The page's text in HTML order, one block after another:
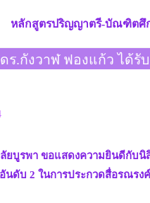
หลักสูตรปริญญาตรี-บัณฑิตศึ
.กังวาฬ ฟองแก้ว ได้รับ
รพา ขอแสดงความยินดีกับนิ
นดับ 2 ในการประกวดสื่อรณ